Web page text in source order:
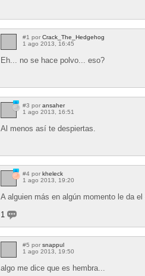
#1 por Crack_The_Hedgehog
1 ago 2013, 16:45
Eh... no se hace polvo... eso?
#3 por ansaher
1 ago 2013, 16:51
Al menos así te despiertas.
#4 por kheleck
1 ago 2013, 19:20
A alguien más en algún momento le da
1
#5 por snappul
1 ago 2013, 19:50
algo me dice que es hembra...